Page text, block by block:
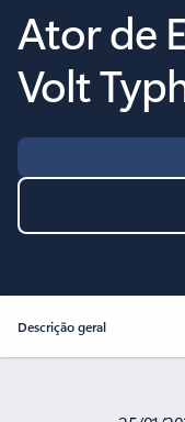
Ator de
Volt
Descrição geral